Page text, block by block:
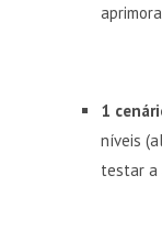
1
níveis
testar a